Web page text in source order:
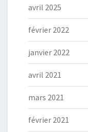
avril 2025
février 2022
janvier 2022
avril 2021
mars 2021
février 2021